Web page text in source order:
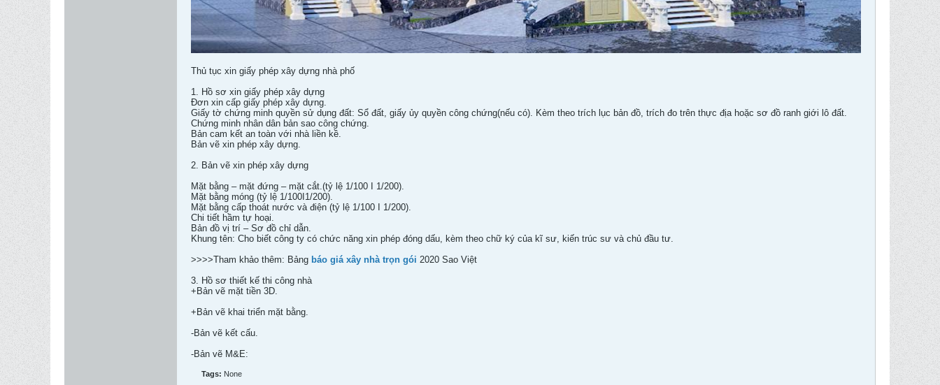
Thủ tục xin giấy phép xây dựng nhà phố
1. Hồ sơ xin giấy phép xây dựng
Đơn xin cấp giấy phép xây dựng.
Giấy tờ chứng minh quyền sử dụng đất: Sổ đất, giấy ủy quyền công chứng(nếu có). Kèm theo trích lục bản đồ, trích đo trên thực địa hoặc sơ đồ ranh giới lô đất.
Chứng minh nhân dân bản sao công chứng.
Bản cam kết an toàn với nhà liền kề.
Bản vẽ xin phép xây dựng.
2. Bản vẽ xin phép xây dựng
Mặt bằng – mặt đứng – mặt cắt.(tỷ lệ 1/100 I 1/200).
Mặt bằng móng (tỷ lệ 1/100I1/200).
Mặt bằng cấp thoát nước và điện (tỷ lệ 1/100 I 1/200).
Chi tiết hầm tự hoại.
Bản đồ vị trí – Sơ đồ chỉ dẫn.
Khung tên: Cho biết công ty có chức năng xin phép đóng dấu, kèm theo chữ ký của kĩ sư, kiến trúc sư và chủ đầu tư.
>>>>Tham khảo thêm: Bảng báo giá xây nhà trọn gói 2020 Sao Việt
3. Hồ sơ thiết kế thi công nhà
+Bản vẽ mặt tiền 3D.
+Bản vẽ khai triển mặt bằng.
-Bản vẽ kết cấu.
-Bản vẽ M&E:
Tags: None